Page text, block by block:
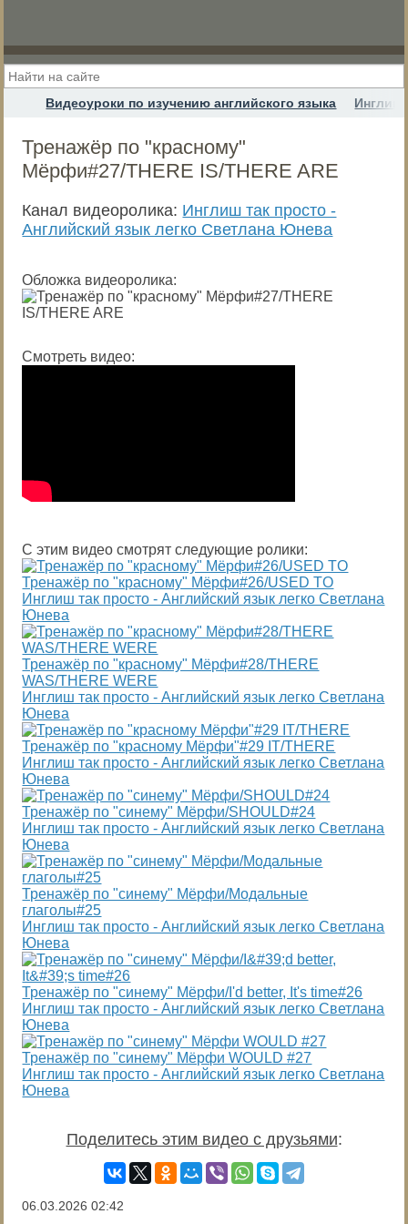
Видеоуроки по изучению английского языка Инглиш
Тренажёр по "красному"
Мёрфи#27/THERE IS/THERE ARE
Канал видеоролика: Инглиш так просто -
Английский язык легко Светлана Юнева
Обложка видеоролика:
Смотреть видео:
С этим видео смотрят следующие ролики:
Тренажёр по "красному" Мёрфи#26/USED TO
Инглиш так просто - Английский язык легко Светлана
Юнева
Тренажёр по "красному" Мёрфи#28/THERE
WAS/THERE WERE
Инглиш так просто - Английский язык легко Светлана
Юнева
Тренажёр по "красному Мёрфи"#29 IT/THERE
Инглиш так просто - Английский язык легко Светлана
Юнева
Тренажёр по "синему" Мёрфи/SHOULD#24
Инглиш так просто - Английский язык легко Светлана
Юнева
Тренажёр по "синему" Мёрфи/Модальные
глаголы#25
Инглиш так просто - Английский язык легко Светлана
Юнева
Тренажёр по "синему" Мёрфи/I'd better, It's time#26
Инглиш так просто - Английский язык легко Светлана
Юнева
Тренажёр по "синему" Мёрфи WOULD #27
Инглиш так просто - Английский язык легко Светлана
Юнева
Поделитесь этим видео с друзьями:
06.03.2026 02:42